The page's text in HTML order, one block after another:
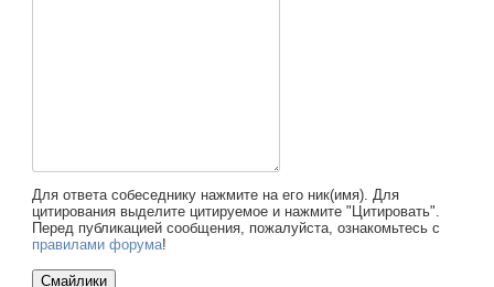
Для ответа собеседнику нажмите на его ник(имя). Для
цитирования выделите цитируемое и нажмите "Цитировать".
Перед публикацией сообщения, пожалуйста, ознакомьтесь с
правилами форума!